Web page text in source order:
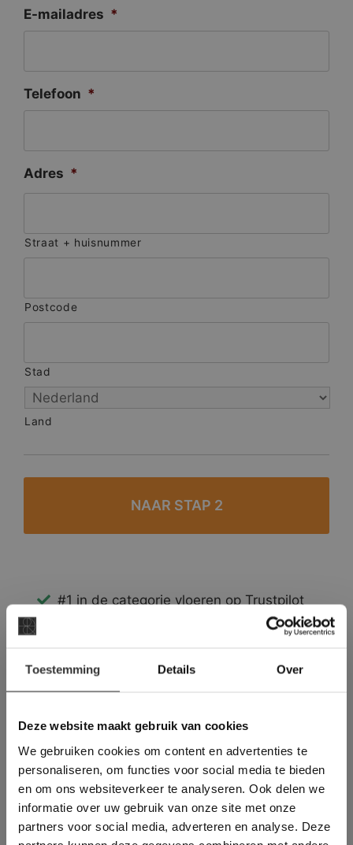
Toestemming Details Over
Deze website maakt gebruik van cookies
We gebruiken cookies om content en advertenties te
personaliseren, om functies voor social media te bieden
en om ons websiteverkeer te analyseren. Ook delen we
informatie over uw gebruik van onze site met onze
partners voor social media, adverteren en analyse. Deze
E-mailadres *
Telefoon *
Adres *
Straat + huisnummer
Postcode
Stad
Land
#1 in de categorie vloeren op Trustpilot
Binnen 24 uur een passende offerte
Meer dan 500 m2 showroom
Deze website maakt
gebruik van cookies.
This Cookie Banner was deleted and is no
longer working. Please contact the website
administrator.
Deze website gebruikt cookies om de
gebruikerservaring te verbeteren. Door
gebruik te maken van onze website geeft u
toestemming voor alle cookies in
overeenstemming met ons cookiebeleid.Lees
verder